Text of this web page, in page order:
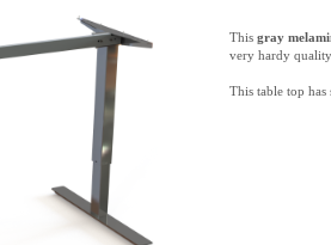
This gray
very hardy quality.
This table top has